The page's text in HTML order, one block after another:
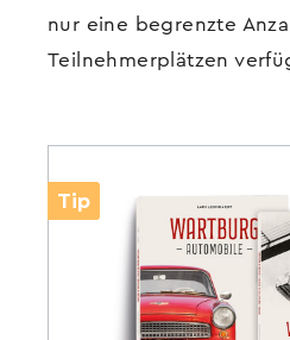
nur eine begrenzte
Teilnehmerplätzen
Tip